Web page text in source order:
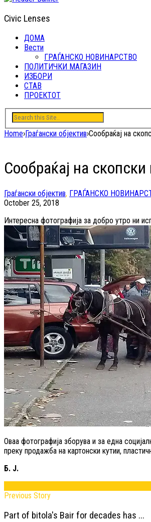
Civic Lenses
ДОМА
Вести
ГРАЃАНСКО НОВИНАРСТВО
ПОЛИТИЧКИ МАГАЗИН
ИЗБОРИ
СТАВ
ПРОЕКТОТ
Home›Граѓански објектив›Сообраќај на
Сообраќај на
Граѓански објектив, ГРАЃАНСКО
October 25, 2018
Интересна фотографија за добро утро ни
Оваа фотографија зборува и за една
преку продажба на картонски кутии,
Б. Ј.
Previous Story
Part of bitola's Bair for decades has ...